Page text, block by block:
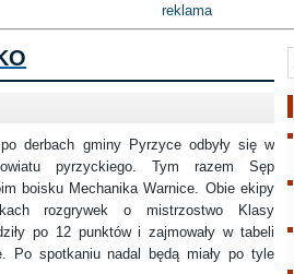
reklama
gminy Pyrzyce odbyły się w
pyrzyckiego. Tym razem Sęp
boisku Mechanika Warnice. Obie ekipy
rozgrywek o mistrzostwo Klasy
po 12 punktów i zajmowały w tabeli
Po spotkaniu nadal będą miały po tyle